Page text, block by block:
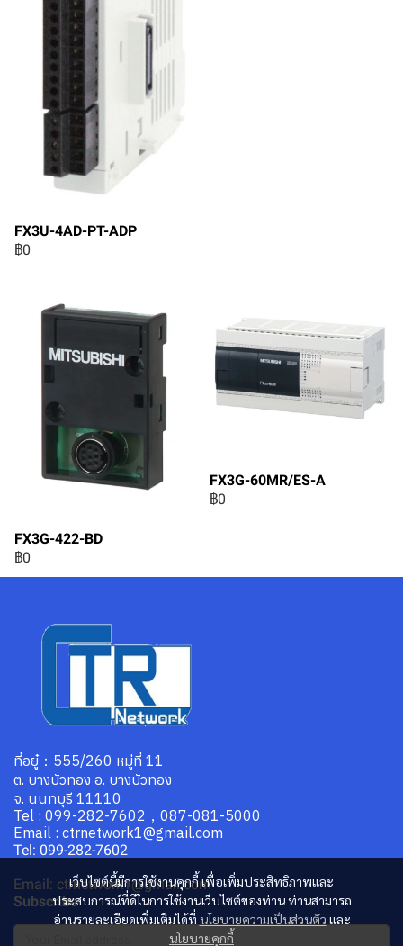
FX3U-4AD-PT-ADP
฿0
FX3G-422-BD
฿0
FX3G-60MR/ES-A
฿0
เว็บไซต์นี้มีการใช้งานคุกกี้ เพื่อเพิ่มประสิทธิภาพและ
ประสบการณ์ที่ดีในการใช้งานเว็บไซต์ของท่าน ท่านสามารถ
อ่านรายละเอียดเพิ่มเติมได้ที่ นโยบายความเป็นส่วนตัว และ
นโยบายคุกกี้
ที่อยู๋：555/260 หมู่ที่ 11
ต. บางบัวทอง อ. บางบัวทอง
จ. นนทบุรี 11110
Tel : 099-282-7602，087-081-5000
Email : ctrnetwork1@gmail.com
Tel: 099-282-7602
Email: ctrnetwork1@gmail.com
Subscribe